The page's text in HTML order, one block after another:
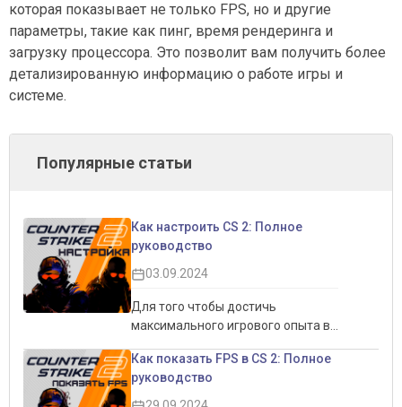
которая показывает не только FPS, но и другие
параметры, такие как пинг, время рендеринга и
загрузку процессора. Это позволит вам получить более
детализированную информацию о работе игры и
системе.
Популярные статьи
Как настроить CS 2: Полное
руководство
03.09.2024
Для того чтобы достичь
максимального игрового опыта в
игру. Это не только позволит
увеличить производительность,
но и обеспечит более комфортный
Как показать FPS в CS 2: Полное
руководство